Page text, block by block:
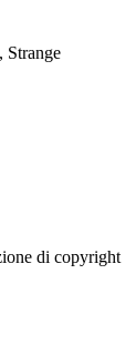
Strange
di copyright